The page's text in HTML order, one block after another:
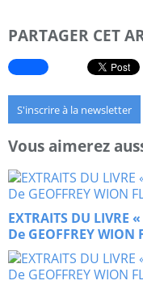
PARTAGER CET
S'inscrire à la newsletter
Vous aimerez
EXTRAITS DU LIVRE
De GEOFFREY WION